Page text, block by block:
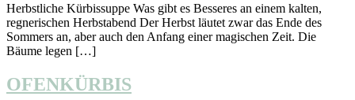
Herbstliche Kürbissuppe Was gibt es Besseres an einem kalten,
regnerischen Herbstabend Der Herbst läutet zwar das Ende des
Sommers an, aber auch den Anfang einer magischen Zeit. Die
Bäume legen […]
OFENKÜRBIS